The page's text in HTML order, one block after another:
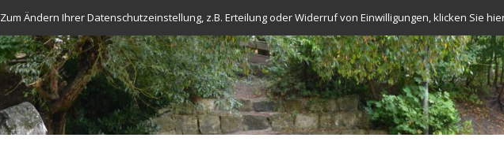
Zum Ändern Ihrer Datenschutzeinstellung, z.B. Erteilung oder Widerruf von Einwilligungen, klicken Sie